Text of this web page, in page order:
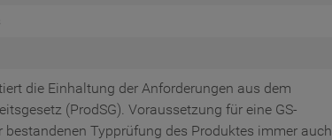
die Einhaltung der Anforderungen aus dem
(ProdSG). Voraussetzung für eine GS-
Typprüfung des Produktes immer auch